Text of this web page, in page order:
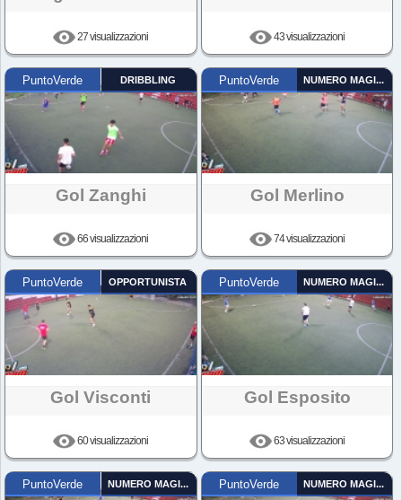
27 visualizzazioni 43 visualizzazioni
PuntoVerde DRIBBLING
Gol Zanghi
66 visualizzazioni
PuntoVerde NUMERO MAGICO
Gol Merlino
74 visualizzazioni
PuntoVerde OPPORTUNISTA
Gol Visconti
60 visualizzazioni
PuntoVerde NUMERO MAGICO
Gol Esposito
63 visualizzazioni
PuntoVerde NUMERO MAGICO PuntoVerde NUMERO MAGICO